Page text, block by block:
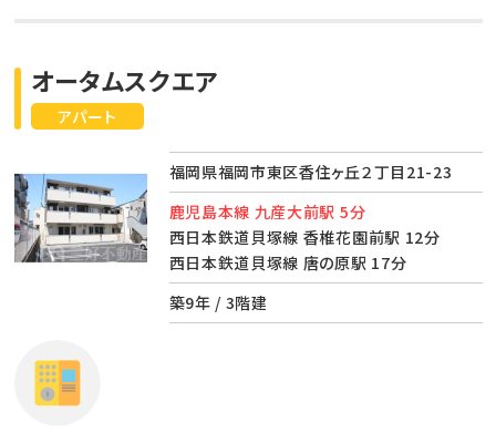
アパート
オータムスクエア
福岡県福岡市東区香住ヶ丘２丁目21-23
鹿児島本線 九産大前駅 5分
西日本鉄道貝塚線 香椎花園前駅 12分
西日本鉄道貝塚線 唐の原駅 17分
築9年 / 3階建